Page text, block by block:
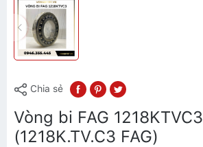
Chia sẻ
Vòng bi FAG 1218KTVC3
(1218K.TV.C3 FAG)